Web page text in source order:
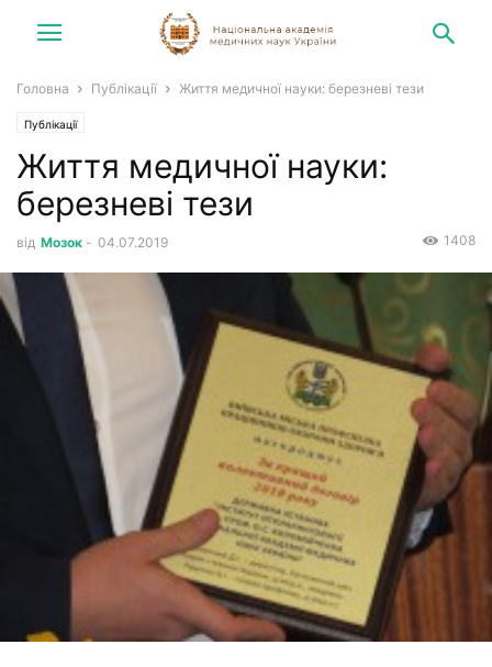
Головна Публікації Життя медичної науки: березневі тези
Публікації
Життя медичної науки:
березневі тези
від Мозок - 04.07.2019 1408